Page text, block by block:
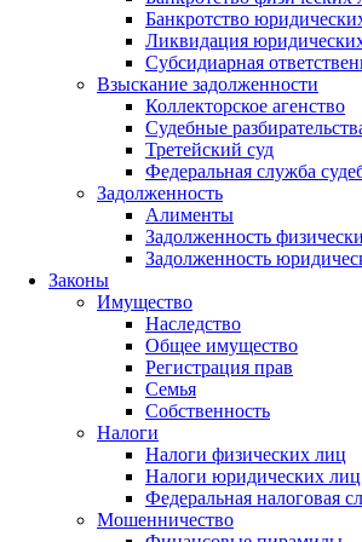
Банкротство
Ликвидация
Субсидиарная
Взыскание задолженности
Коллекторское агенство
Судебные
Третейский суд
Федеральная служба
Задолженность
Алименты
Задолженность
Задолженность
Законы
Имущество
Наследство
Общее имущество
Регистрация прав
Семья
Собственность
Налоги
Налоги физических лиц
Налоги юридических лиц
Федеральная налоговая
Мошенничество